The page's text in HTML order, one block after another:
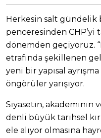
Herkesin salt
penceresinden CHP’yi
dönemden geçiyoruz.
etrafında şekillenen
yeni bir yapısal
öngörüler yarışıyor.
Siyasetin, akademinin
denli büyük tarihsel
ele alıyor olmasına